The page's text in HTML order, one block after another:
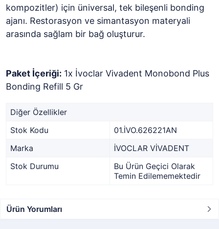
kompozitler) için üniversal, tek bileşenli bonding
ajanı. Restorasyon ve simantasyon materyali
arasında sağlam bir bağ oluşturur.
Paket İçeriği: 1x İvoclar Vivadent Monobond Plus
Bonding Refill 5 Gr
Diğer Özellikler
Stok Kodu
01.İVO.626221AN
Marka
İVOCLAR VİVADENT
Stok Durumu
Bu Ürün Geçici Olarak
Temin Edilememektedir
Ürün Yorumları